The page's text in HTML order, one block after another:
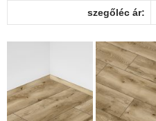
szegőléc ár: